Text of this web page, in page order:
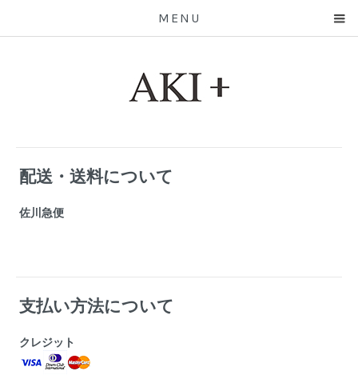
MENU
配送・送料について
佐川急便
支払い方法について
クレジット